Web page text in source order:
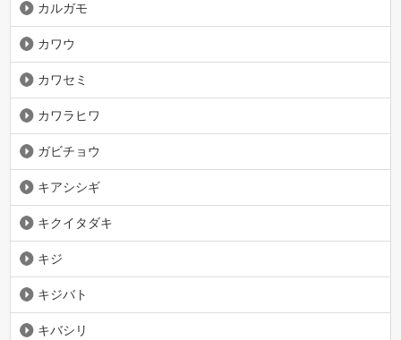
カルガモ
カワウ
カワセミ
カワラヒワ
ガビチョウ
キアシシギ
キクイタダキ
キジ
キジバト
キバシリ